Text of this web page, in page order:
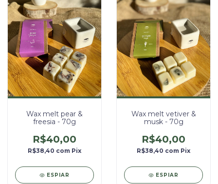
Wax melt pear &
freesia - 70g
R$40,00
R$38,40 com Pix
ESPIAR
Wax melt vetiver &
musk - 70g
R$40,00
R$38,40 com Pix
ESPIAR